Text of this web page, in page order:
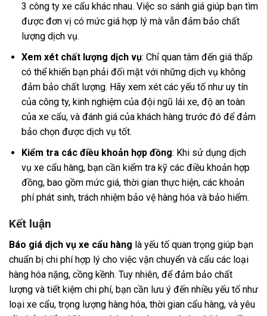
3 công ty xe cẩu khác nhau. Việc so sánh giá giúp bạn tìm
được đơn vị có mức giá hợp lý mà vẫn đảm bảo chất
lượng dịch vụ.
Xem xét chất lượng dịch vụ: Chỉ quan tâm đến giá thấp
có thể khiến bạn phải đối mặt với những dịch vụ không
đảm bảo chất lượng. Hãy xem xét các yếu tố như uy tín
của công ty, kinh nghiệm của đội ngũ lái xe, độ an toàn
của xe cẩu, và đánh giá của khách hàng trước đó để đảm
bảo chọn được dịch vụ tốt.
Kiểm tra các điều khoản hợp đồng: Khi sử dụng dịch
vụ xe cẩu hàng, bạn cần kiểm tra kỹ các điều khoản hợp
đồng, bao gồm mức giá, thời gian thực hiện, các khoản
phí phát sinh, trách nhiệm bảo vệ hàng hóa và bảo hiểm.
Kết luận
Báo giá dịch vụ xe cẩu hàng là yếu tố quan trọng giúp bạn
chuẩn bị chi phí hợp lý cho việc vận chuyển và cẩu các loại
hàng hóa nặng, cồng kềnh. Tuy nhiên, để đảm bảo chất
lượng và tiết kiệm chi phí, bạn cần lưu ý đến nhiều yếu tố như
loại xe cẩu, trọng lượng hàng hóa, thời gian cẩu hàng, và yêu